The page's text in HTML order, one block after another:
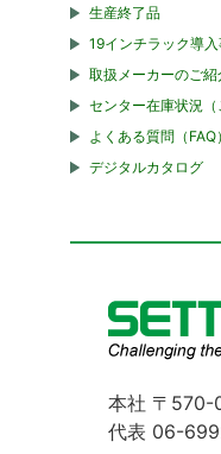
生産終了品
19インチラック導入
取扱メーカーのご紹
センター在庫状況（
よくある質問（FAQ）
デジタルカタログ
本社 〒570-
代表 06-